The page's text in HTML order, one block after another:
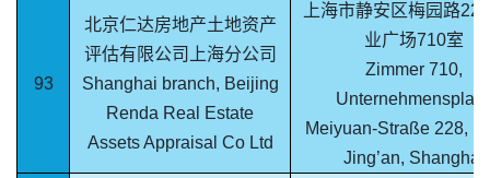
93
北京仁达房地产土地资产
评估有限公司上海分公司
Shanghai branch, Beijing
Renda Real Estate
Assets Appraisal Co Ltd
上海市静安区梅园路
业广场710室
Zimmer 710,
Meiyuan-Straße 228,
Jing’an, Shanghai